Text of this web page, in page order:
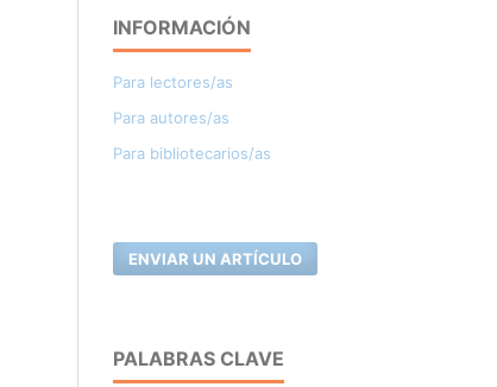
INFORMACIÓN
Para lectores/as
Para autores/as
Para bibliotecarios/as
ENVIAR UN ARTÍCULO
PALABRAS CLAVE